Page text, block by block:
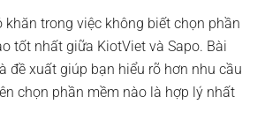
khăn trong việc không biết chọn phần
tốt nhất giữa KiotViet và Sapo. Bài
đề xuất giúp bạn hiểu rõ hơn nhu cầu
chọn phần mềm nào là hợp lý nhất